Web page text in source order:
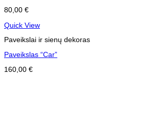
80,00 €
Quick View
Paveikslai ir sienų dekoras
Paveikslas “Car”
160,00 €